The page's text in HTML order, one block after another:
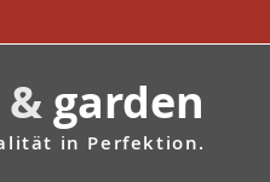
& garden
in Perfektion.